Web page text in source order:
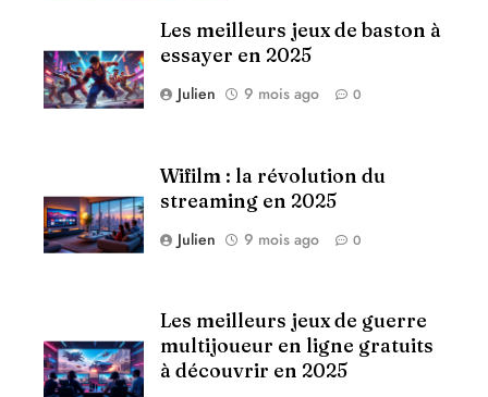
Les meilleurs jeux de baston à
essayer en 2025
Julien 9 mois ago 0
Wifilm : la révolution du
streaming en 2025
Julien 9 mois ago 0
Les meilleurs jeux de guerre
multijoueur en ligne gratuits
à découvrir en 2025